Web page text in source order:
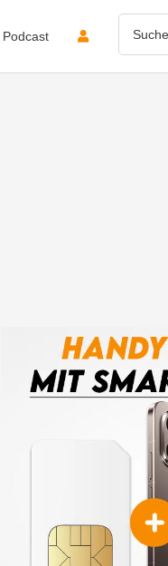
Podcast